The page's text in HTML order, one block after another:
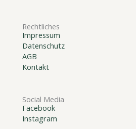
Rechtliches
Impressum
Datenschutz
AGB
Kontakt
Social Media
Facebook
Instagram